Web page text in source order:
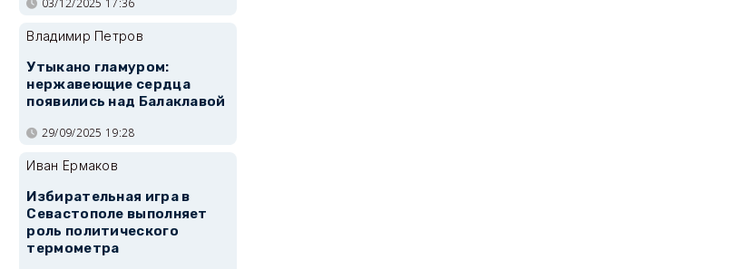
Владимир Петров
Утыкано гламуром:
нержавеющие сердца
появились над Балаклавой
29/09/2025 19:28
Иван Ермаков
Избирательная игра в
Севастополе выполняет
роль политического
термометра